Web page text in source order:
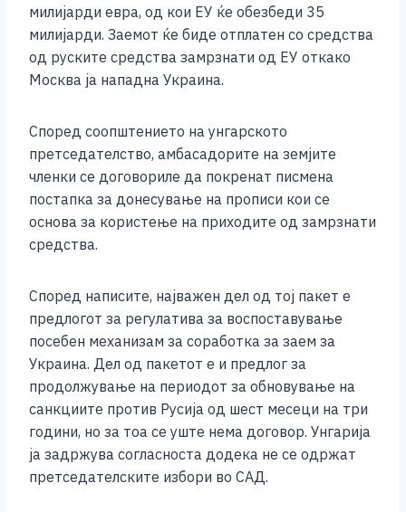
милијарди евра, од кои ЕУ ќе обезбеди 35
милијарди. Заемот ќе биде отплатен со средства
од руските средства замрзнати од ЕУ откако
Москва ја нападна Украина.
Според соопштението на унгарското
претседателство, амбасадорите на земјите
членки се договориле да покренат писмена
постапка за донесување на прописи кои се
основа за користење на приходите од замрзнати
средства.
Според написите, најважен дел од тој пакет е
предлогот за регулатива за воспоставување
посебен механизам за соработка за заем за
Украина. Дел од пакетот е и предлог за
продолжување на периодот за обновување на
санкциите против Русија од шест месеци на три
години, но за тоа се уште нема договор. Унгарија
ја задржува согласноста додека не се одржат
претседателските избори во САД.